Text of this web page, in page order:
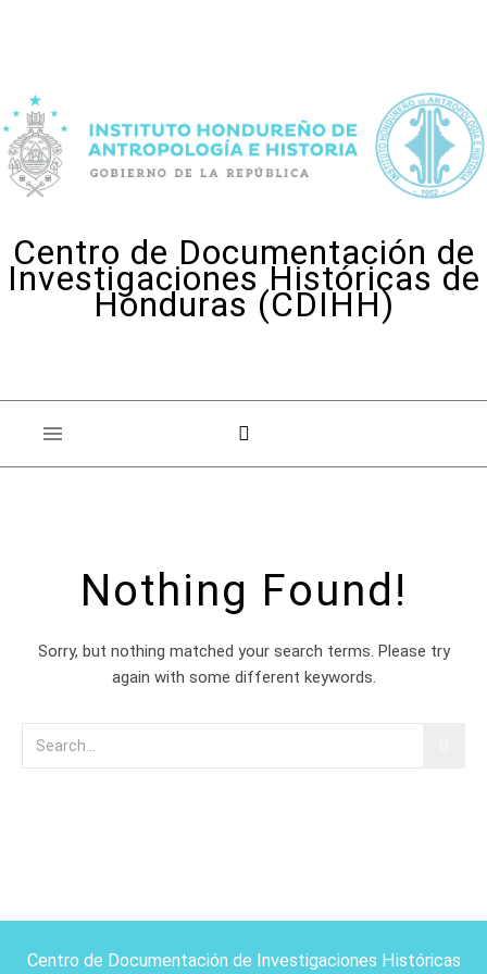
Centro de Documentación de
Investigaciones Históricas de
Honduras (CDIHH)
Nothing Found!
Sorry, but nothing matched your search terms. Please try
again with some different keywords.
Centro de Documentación de Investigaciones Históricas